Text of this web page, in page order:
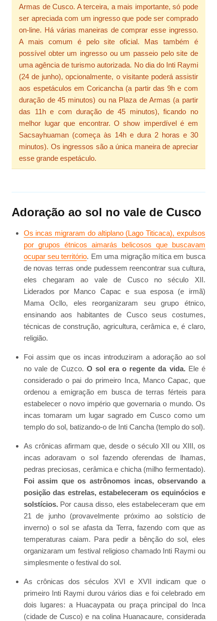
Armas de Cusco. A terceira, a mais importante, só pode
ser apreciada com um ingresso que pode ser comprado
on-line. Há várias maneiras de comprar esse ingresso.
A mais comum é pelo site oficial. Mas também é
possível obter um ingresso ou um passeio pelo site de
uma agência de turismo autorizada. No dia do Inti Raymi
(24 de junho), opcionalmente, o visitante poderá assistir
aos espetáculos em Coricancha (a partir das 9h e com
duração de 45 minutos) ou na Plaza de Armas (a partir
das 11h e com duração de 45 minutos), ficando no
melhor lugar que encontrar. O show imperdível é em
Sacsayhuaman (começa às 14h e dura 2 horas e 30
minutos). Os ingressos são a única maneira de apreciar
esse grande espetáculo.
Adoração ao sol no vale de Cusco
Os incas migraram do altiplano (Lago Titicaca), expulsos
por grupos étnicos aimarás belicosos que buscavam
ocupar seu território. Em uma migração mítica em busca
de novas terras onde pudessem reencontrar sua cultura,
eles chegaram ao vale de Cusco no século XII.
Liderados por Manco Capac e sua esposa (e irmã)
Mama Ocllo, eles reorganizaram seu grupo étnico,
ensinando aos habitantes de Cusco seus costumes,
técnicas de construção, agricultura, cerâmica e, é claro,
religião.
Foi assim que os incas introduziram a adoração ao sol
no vale de Cuzco. O sol era o regente da vida.Ele é
considerado o pai do primeiro Inca, Manco Capac, que
ordenou a emigração em busca de terras férteis para
estabelecer o novo império que governaria o mundo. Os
incas tomaram um lugar sagrado em Cusco como um
templo do sol, batizando-o de Inti Cancha (templo do sol).
As crônicas afirmam que, desde o século XII ou XIII, os
incas adoravam o sol fazendo oferendas de lhamas,
pedras preciosas, cerâmica e chicha (milho fermentado).
Foi assim que os astrônomos incas, observando a
posição das estrelas, estabeleceram os equinócios e
solstícios.Por causa disso, eles estabeleceram que em
21 de junho (provavelmente próximo ao solstício de
inverno) o sol se afasta da Terra, fazendo com que as
temperaturas caiam. Para pedir a bênção do sol, eles
organizaram um festival religioso chamado Inti Raymi ou
simplesmente o festival do sol.
As crônicas dos séculos XVI e XVII indicam que o
primeiro Inti Raymi durou vários dias e foi celebrado em
dois lugares: a Huacaypata ou praça principal do Inca
(cidade de Cusco) e na colina Huanacaure, considerada